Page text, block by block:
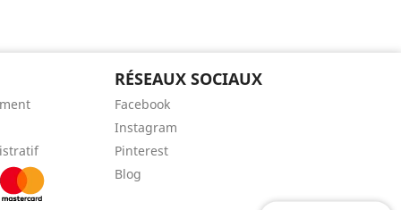
RÉSEAUX SOCIAUX
Facebook
Instagram
Pinterest
Blog